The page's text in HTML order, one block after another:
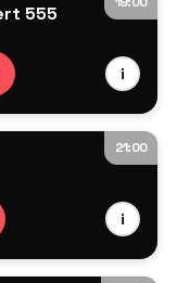
555
i
gegeben
21:00
i
gegeben